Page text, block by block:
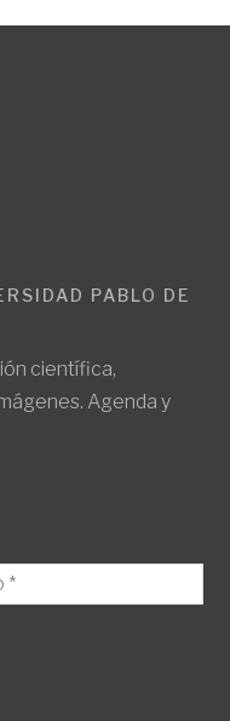
PABLO DE
científica,
Agenda y